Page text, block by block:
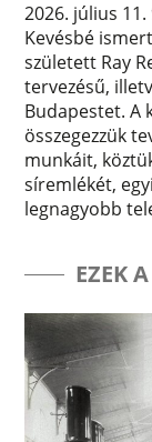
2026. július 11.
Kevésbé
született Ray
tervezésű,
Budapestet. A
összegezzük
munkáit,
síremlékét,
legnagyobb
EZEK